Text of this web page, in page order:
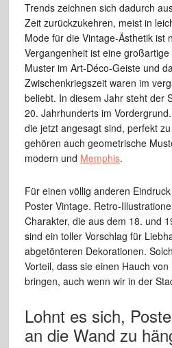
Trends zeichnen sich dadurch
Zeit zurückzukehren, meist in
Mode für die Vintage-Ästhetik ist
Vergangenheit ist eine
Muster im Art-Déco-Geiste und
Zwischenkriegszeit waren im
beliebt. In diesem Jahr steht der
20. Jahrhunderts im
die jetzt angesagt sind, perfekt
gehören auch geometrische
modern und Memphis.
Für einen völlig anderen
Poster Vintage. Retro-
Charakter, die aus dem 18. und
sind ein toller Vorschlag für
abgetönteren Dekorationen.
Vorteil, dass sie einen Hauch
bringen, auch wenn wir in der
Lohnt es sich,
an die Wand zu